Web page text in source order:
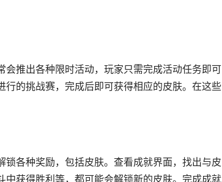
推出各种限时活动，玩家只需完成活动任务即可
的挑战赛，完成后即可获得相应的皮肤。在这些
各种奖励，包括皮肤。查看成就界面，找出与皮
获得胜利等，都可能会解锁新的皮肤。完成成就